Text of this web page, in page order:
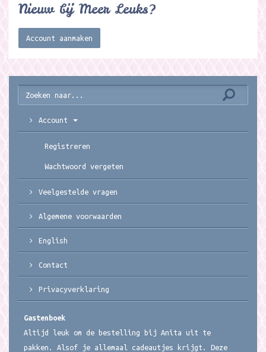
Nieuw bij Meer Leuks?
Account aanmaken
Account
Registreren
Wachtwoord vergeten
Veelgestelde vragen
Algemene voorwaarden
English
Contact
Privacyverklaring
Gastenboek
Altijd leuk om de bestelling bij Anita uit te
pakken. Alsof je allemaal cadeautjes krijgt. Deze